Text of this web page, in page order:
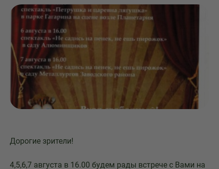
Дорогие зрители!
4,5,6,7 августа в 16.00 будем рады встрече с Вами на